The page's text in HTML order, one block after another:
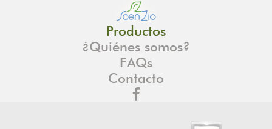
Productos
¿Quiénes somos?
FAQs
Contacto